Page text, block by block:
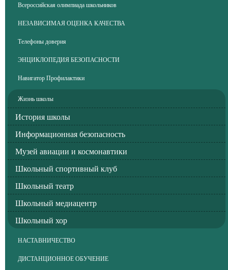
Всероссийская олимпиада школьников
НЕЗАВИСИМАЯ ОЦЕНКА КАЧЕСТВА
Телефоны доверия
ЭНЦИКЛОПЕДИЯ БЕЗОПАСНОСТИ
Навигатор Профилактики
Жизнь школы
История школы
Информационная безопасность
Музей авиации и космонавтики
Школьный спортивный клуб
Школьный театр
Школьный медиацентр
Школьный хор
НАСТАВНИЧЕСТВО
ДИСТАНЦИОННОЕ ОБУЧЕНИЕ